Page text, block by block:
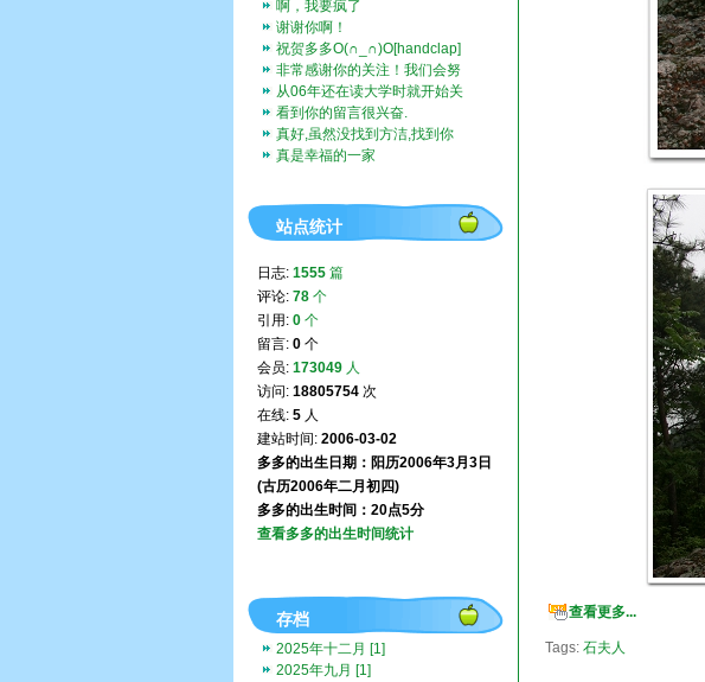
查看更多...
Tags: 石夫人
带你去啊。挺好玩的。
啊，我要疯了
谢谢你啊！
祝贺多多O(∩_∩)O[handclap]
[flo...
非常感谢你的关注！我们会努
力一直记录下去的。我们也...
从06年还在读大学时就开始关
注这个博客，而现在我也...
看到你的留言很兴奋.
真好,虽然没找到方洁,找到你
们全家福,让人挺兴奋的...
真是幸福的一家
站点统计
日志: 1555 篇
评论: 78 个
引用: 0 个
留言: 0 个
会员: 173049 人
访问: 18805754 次
在线: 5 人
建站时间: 2006-03-02
多多的出生日期：阳历2006年3月3日
(古历2006年二月初四)
多多的出生时间：20点5分
查看多多的出生时间统计
存档
2025年十二月 [1]
2025年九月 [1]